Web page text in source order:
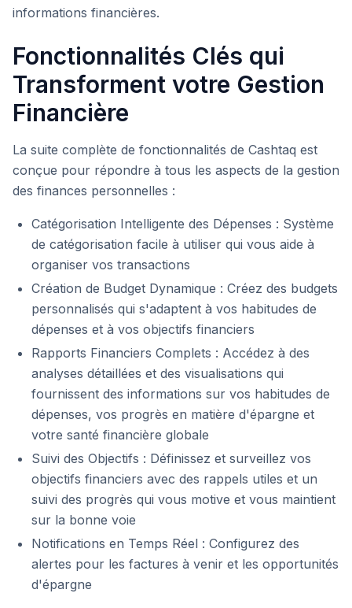
informations financières.
Fonctionnalités Clés qui
Transforment votre Gestion
Financière
La suite complète de fonctionnalités de Cashtaq est
conçue pour répondre à tous les aspects de la gestion
des finances personnelles :
Catégorisation Intelligente des Dépenses : Système
de catégorisation facile à utiliser qui vous aide à
organiser vos transactions
Création de Budget Dynamique : Créez des budgets
personnalisés qui s'adaptent à vos habitudes de
dépenses et à vos objectifs financiers
Rapports Financiers Complets : Accédez à des
analyses détaillées et des visualisations qui
fournissent des informations sur vos habitudes de
dépenses, vos progrès en matière d'épargne et
votre santé financière globale
Suivi des Objectifs : Définissez et surveillez vos
objectifs financiers avec des rappels utiles et un
suivi des progrès qui vous motive et vous maintient
sur la bonne voie
Notifications en Temps Réel : Configurez des
alertes pour les factures à venir et les opportunités
d'épargne